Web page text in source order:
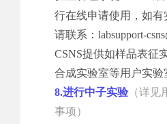
行在线申请使用，如有
请联系：labsupport-
CSNS提供如样品表征
合成实验室等用户实验
8.进行中子实验 （详见
事项）